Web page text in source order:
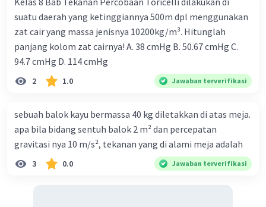
suatu daerah yang ketinggiannya 500m dpl menggunakan
zat cair yang massa jenisnya 10200kg/m³. Hitunglah
panjang kolom zat cairnya! A. 38 cmHg B. 50.67 cmHg C.
94.7 cmHg D. 114 cmHg
2 1.0 Jawaban terverifikasi
sebuah balok kayu bermassa 40 kg diletakkan di atas meja.
apa bila bidang sentuh balok 2 m² dan percepatan
gravitasi nya 10 m/s², tekanan yang di alami meja adalah
3 0.0 Jawaban terverifikasi